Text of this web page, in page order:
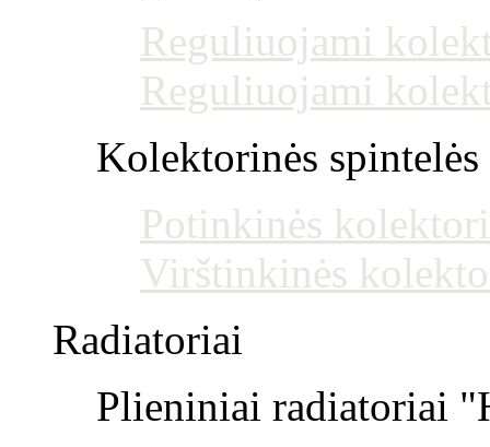
Reguliuojami
Reguliuojami
Kolektorinės spintelės
Potinkinės
Virštinkinės
Radiatoriai
Plieniniai radiatoriai